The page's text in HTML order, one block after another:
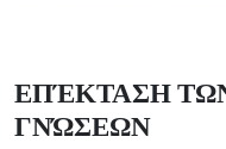
ΕΠΈΚΤΑΣΗ
ΓΝΏΣΕΩΝ